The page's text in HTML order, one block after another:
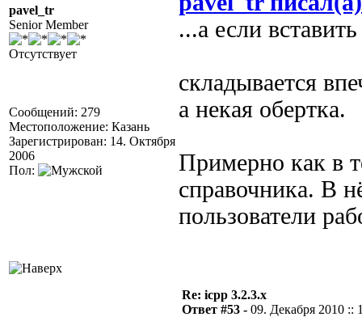
pavel_tr
Senior Member
Отсутствует
Сообщений: 279
Местоположение: Казань
Зарегистрирован: 14. Октября
2006
Пол:
...а если
складывается
а некая обертка.
Примерно как в
справочника. В
пользователи
Re: icpp 3.2.3.x
Ответ #53 - 09. Декабря 2010 ::